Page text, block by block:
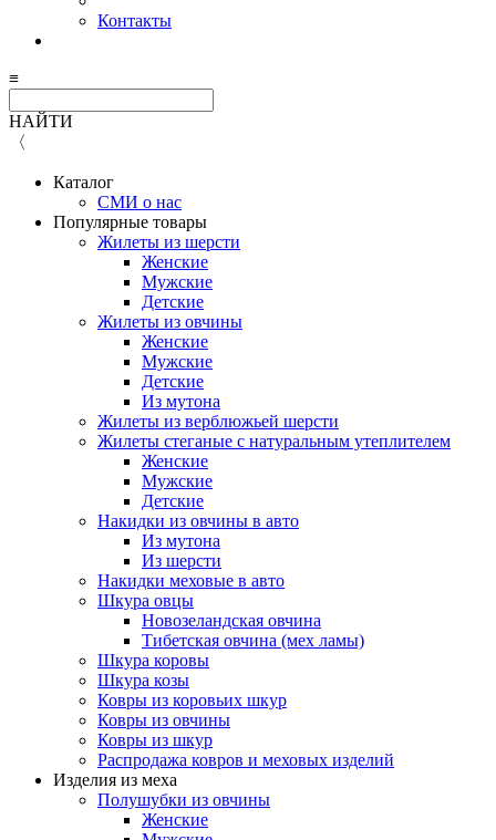
Контакты
≡
НАЙТИ
〈
Каталог
СМИ о нас
Популярные товары
Жилеты из шерсти
Женские
Мужские
Детские
Жилеты из овчины
Женские
Мужские
Детские
Из мутона
Жилеты из верблюжьей шерсти
Жилеты стеганые с натуральным утеплителем
Женские
Мужские
Детские
Накидки из овчины в авто
Из мутона
Из шерсти
Накидки меховые в авто
Шкура овцы
Новозеландская овчина
Тибетская овчина (мех ламы)
Шкура коровы
Шкура козы
Ковры из коровьих шкур
Ковры из овчины
Ковры из шкур
Распродажа ковров и меховых изделий
Изделия из меха
Полушубки из овчины
Женские